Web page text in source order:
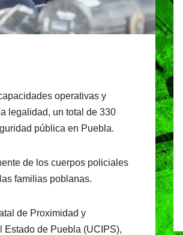
operativas y
legalidad, un total de 330
pública en Puebla.
de los cuerpos policiales
familias poblanas.
de Proximidad y
de Puebla (UCIPS),